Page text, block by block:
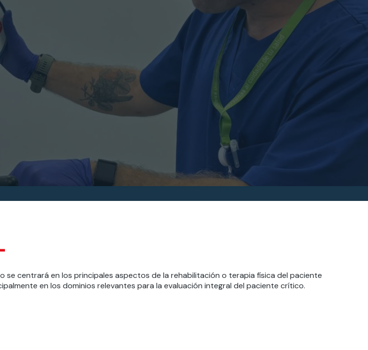
se centrará en los principales aspectos de la rehabilitación o terapia física del paciente
en los dominios relevantes para la evaluación integral del paciente crítico.